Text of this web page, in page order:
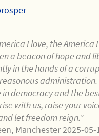
I love, the
a beacon of hope and
in the hands of a
administration.
democracy and the
with us, raise your
let freedom reign.”
Manchester 2025-05-